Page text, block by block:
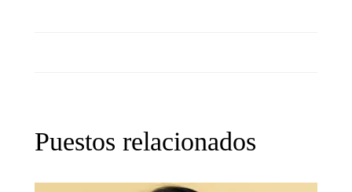
Puestos relacionados